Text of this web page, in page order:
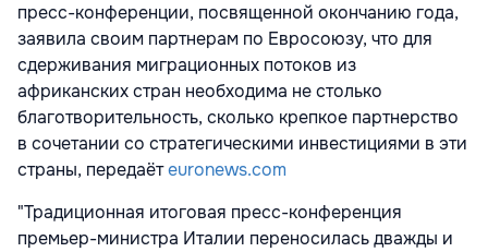
пресс-конференции, посвященной окончанию года,
заявила своим партнерам по Евросоюзу, что для
сдерживания миграционных потоков из
африканских стран необходима не столько
благотворительность, сколько крепкое партнерство
в сочетании со стратегическими инвестициями в эти
страны, передаётeuronews.com
"Традиционная итоговая пресс-конференция
премьер-министра Италии переносилась дважды и